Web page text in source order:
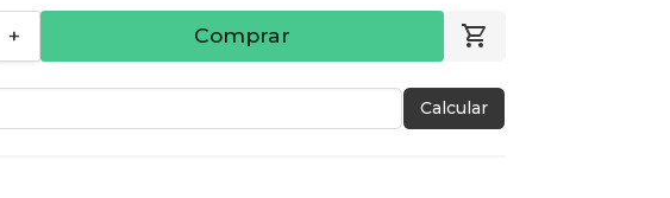
+ Comprar
Calcular